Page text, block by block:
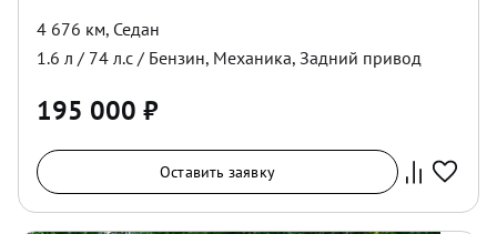
4 676 км, Седан
1.6 л / 74 л.с / Бензин, Механика, Задний привод
195 000 ₽
Оставить заявку